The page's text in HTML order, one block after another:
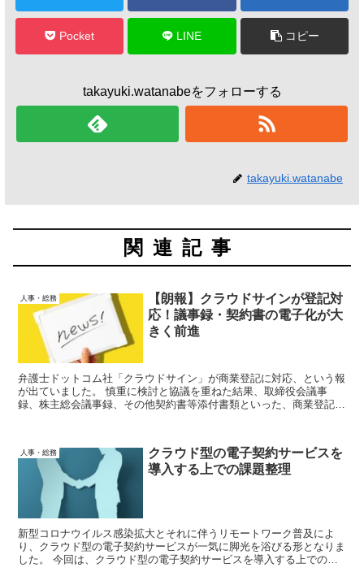
Pocket LINE コピー
takayuki.watanabeをフォローする
takayuki.watanabe
関連記事
人事・総務
【朗報】クラウドサインが登記対
応！議事録・契約書の電子化が大
きく前進
弁護士ドットコム社「クラウドサイン」が商業登記に対応、という報
が出ていました。 慎重に検討と協議を重ねた結果、取締役会議事
録、株主総会議事録、その他契約書等添付書類といった、商業登記に
人事・総務
クラウド型の電子契約サービスを
導入する上での課題整理
新型コロナウイルス感染拡大とそれに伴うリモートワーク普及によ
り、クラウド型の電子契約サービスが一気に脚光を浴びる形となりま
した。 今回は、クラウド型の電子契約サービスを導入する上での課